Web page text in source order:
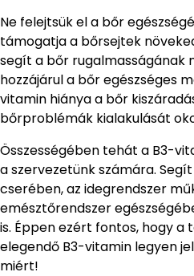
Ne felejtsük el a bőr
támogatja a bőrsejtek
segít a bőr rugalmasságának
hozzájárul a bőr egészséges
vitamin hiánya a bőr
bőrproblémák kialakulását
Összességében tehát a B3-
a szervezetünk számára.
cserében, az idegrendszer
emésztőrendszer
is. Éppen ezért fontos, hogy a
elegendő B3-vitamin legyen
miért!